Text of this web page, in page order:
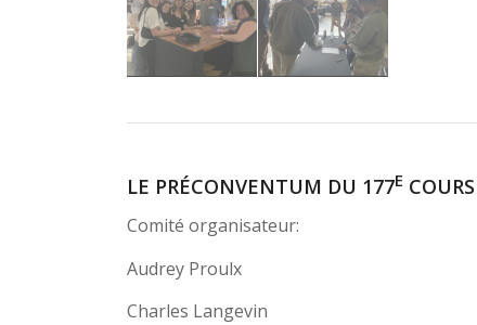
LE PRÉCONVENTUM DU 177E
Comité organisateur:
Audrey Proulx
Charles Langevin